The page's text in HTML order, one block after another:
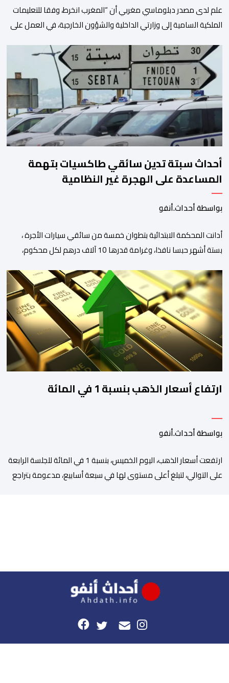
علم لدى مصدر دبلوماسي مغربي أن “المغرب انخرط، وفقا للتعليمات
الملكية السامية إلى وزارتي الداخلية والشؤون الخارجية، في العمل على
هذا الإطار، أكد أن المملكة المغربية مستعدة للتنسيق مع شركائها
الإسبان والأوروبيين من أجل إعادة القاصرين غير المرفوقين. وأعرب
المصدر ذاته عن الأسف لكونه “في […]
أحداث سبتة تدين سائقي طاكسيات بتهمة
المساعدة على الهجرة غير النظامية
بواسطة أحداث.أنفو
أدانت المحكمة الابتدائية بتطوان خمسة من سائقي سيارات الأجرة ،
بستة أشهر حبسا نافذا، وغرامة قدرها 10 آلاف درهم لكل محكوم،
الأخيرة، وفق ما كشفت عنه مصادر نقابية. وخلفت هذه الأحكام حالة
استياء وسط مهنيي القطاع الذين اعتبروا أن القضاء حمّل السائقين
مسؤوليات “لا يخولها […]
ارتفاع أسعار الذهب بنسبة 1 في المائة
بواسطة أحداث.أنفو
ارتفعت أسعار الذهب، اليوم الخميس، بنسبة 1 في المائة للجلسة الرابعة
على التوالي، لتبلغ أعلى مستوى لها في سبعة أسابيع، مدعومة بتراجع